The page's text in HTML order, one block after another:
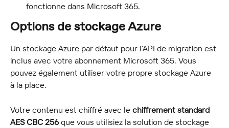
fonctionne dans Microsoft 365.
Options de stockage Azure
Un stockage Azure par défaut pour l’API de migration est
inclus avec votre abonnement Microsoft 365. Vous
pouvez également utiliser votre propre stockage Azure
à la place.
Votre contenu est chiffré avec le chiffrement standard
AES CBC 256 que vous utilisiez la solution de stockage